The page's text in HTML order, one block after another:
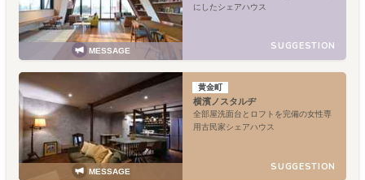
MESSAGE
にしたシェアハウス
SUGGESTION
MESSAGE
黄金町
横濱ノスタルヂ
全部屋洗面台とロフトを完備の女性専
用古民家シェアハウス
SUGGESTION